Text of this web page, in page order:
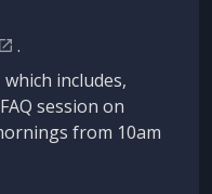
.
which includes,
session on
from 10am